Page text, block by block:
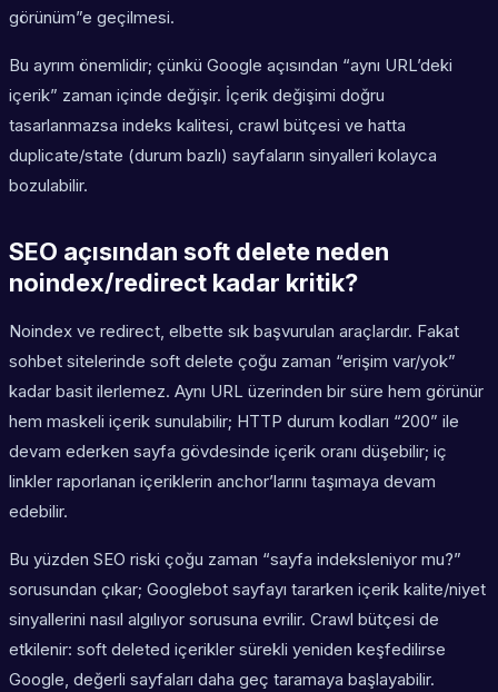
görünüm”e geçilmesi.
Bu ayrım önemlidir; çünkü Google açısından “aynı URL’deki
içerik” zaman içinde değişir. İçerik değişimi doğru
tasarlanmazsa indeks kalitesi, crawl bütçesi ve hatta
duplicate/state (durum bazlı) sayfaların sinyalleri kolayca
bozulabilir.
SEO açısından soft delete neden
noindex/redirect kadar kritik?
Noindex ve redirect, elbette sık başvurulan araçlardır. Fakat
sohbet sitelerinde soft delete çoğu zaman “erişim var/yok”
kadar basit ilerlemez. Aynı URL üzerinden bir süre hem görünür
hem maskeli içerik sunulabilir; HTTP durum kodları “200” ile
devam ederken sayfa gövdesinde içerik oranı düşebilir; iç
linkler raporlanan içeriklerin anchor’larını taşımaya devam
edebilir.
Bu yüzden SEO riski çoğu zaman “sayfa indeksleniyor mu?”
sorusundan çıkar; Googlebot sayfayı tararken içerik kalite/niyet
sinyallerini nasıl algılıyor sorusuna evrilir. Crawl bütçesi de
etkilenir: soft deleted içerikler sürekli yeniden keşfedilirse
Google, değerli sayfaları daha geç taramaya başlayabilir.